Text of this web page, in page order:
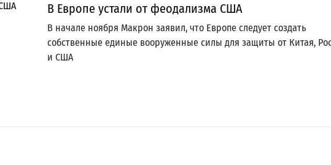
В Европе устали от феодализма США
В начале ноября Макрон заявил, что Европе следует создать
собственные единые вооруженные силы для защиты от Китая,
и США